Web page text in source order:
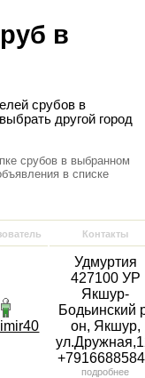
в
срубов в
другой город
срубов в выбранном
в списке
Контакты
Удмуртия
427100 УР
Якшур-
Бодьинский
он, Якшур,
подробнее